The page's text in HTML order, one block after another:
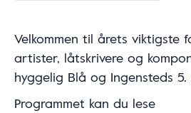
Velkommen til årets viktigste
artister, låtskrivere og
hyggelig Blå og Ingensteds
Programmet kan du lese